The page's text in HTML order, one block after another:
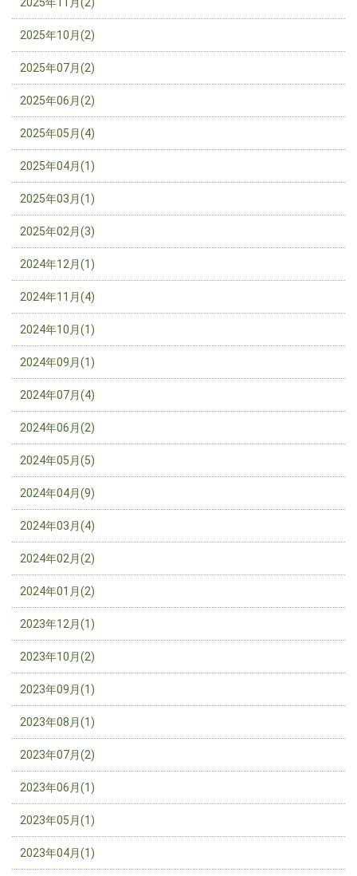
2025年10月(2)
2025年07月(2)
2025年06月(2)
2025年05月(4)
2025年04月(1)
2025年03月(1)
2025年02月(3)
2024年12月(1)
2024年11月(4)
2024年10月(1)
2024年09月(1)
2024年07月(4)
2024年06月(2)
2024年05月(5)
2024年04月(9)
2024年03月(4)
2024年02月(2)
2024年01月(2)
2023年12月(1)
2023年10月(2)
2023年09月(1)
2023年08月(1)
2023年07月(2)
2023年06月(1)
2023年05月(1)
2023年04月(1)